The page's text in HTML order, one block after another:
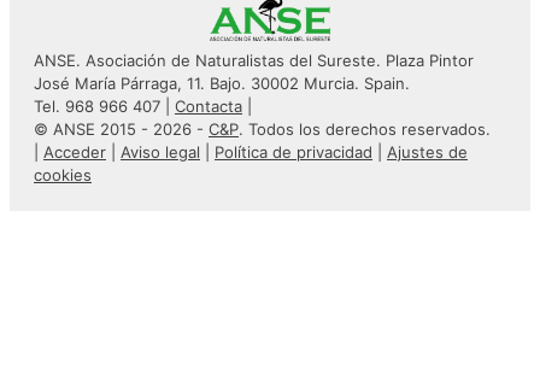
ANSE. Asociación de Naturalistas del Sureste. Plaza Pintor
José María Párraga, 11. Bajo. 30002 Murcia. Spain.
Tel. 968 966 407 | Contacta
© ANSE 2015 - 2026 - C&P. Todos los derechos reservados.
Acceder Aviso legal Política de privacidad
Ajustes de
cookies